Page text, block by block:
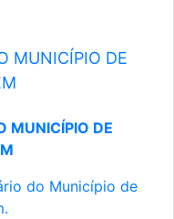
MUNICÍPIO DE
MUNICÍPIO DE
do Município de